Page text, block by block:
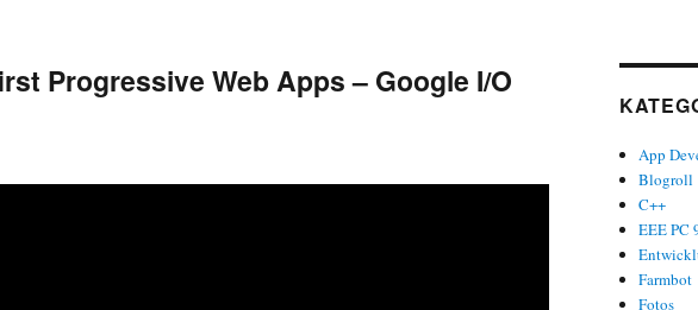
Progressive Web Apps – Google I/O
App
Blogroll
C++
EEE PC
Farmbot
Fotos